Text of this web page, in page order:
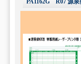
PA1162G R07 源